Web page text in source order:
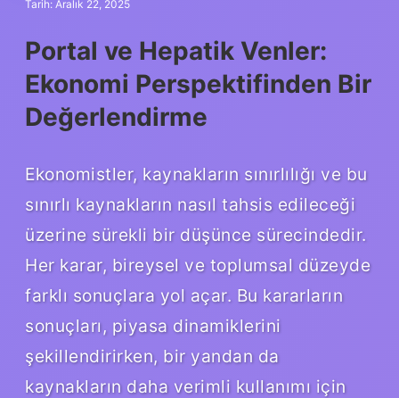
Tarih: Aralık 22, 2025
Portal ve Hepatik Venler:
Ekonomi Perspektifinden Bir
Değerlendirme
Ekonomistler, kaynakların sınırlılığı ve bu
sınırlı kaynakların nasıl tahsis edileceği
üzerine sürekli bir düşünce sürecindedir.
Her karar, bireysel ve toplumsal düzeyde
farklı sonuçlara yol açar. Bu kararların
sonuçları, piyasa dinamiklerini
şekillendirirken, bir yandan da
kaynakların daha verimli kullanımı için